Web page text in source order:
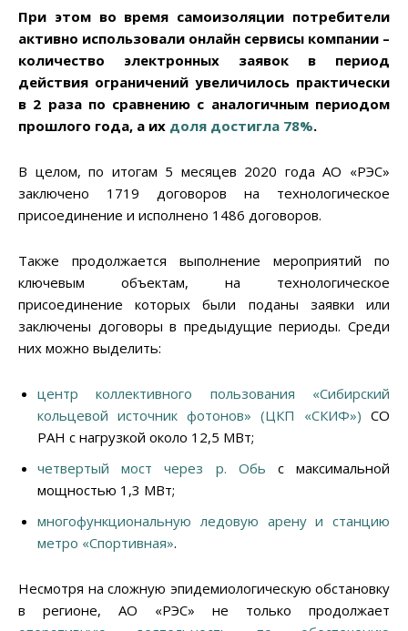
При этом во время самоизоляции потребители
активно использовали онлайн сервисы компании –
количество электронных заявок в период
действия ограничений увеличилось практически
в 2 раза по сравнению с аналогичным периодом
прошлого года, а их доля достигла 78%.
В целом, по итогам 5 месяцев 2020 года АО «РЭС»
заключено 1719 договоров на технологическое
присоединение и исполнено 1486 договоров.
Также продолжается выполнение мероприятий по
ключевым объектам, на технологическое
присоединение которых были поданы заявки или
заключены договоры в предыдущие периоды. Среди
них можно выделить:
центр коллективного пользования «Сибирский
кольцевой источник фотонов» (ЦКП «СКИФ») СО
РАН с нагрузкой около 12,5 МВт;
четвертый мост через р. Обь с максимальной
мощностью 1,3 МВт;
многофункциональную ледовую арену и станцию
метро «Спортивная».
Несмотря на сложную эпидемиологическую обстановку
в регионе, АО «РЭС» не только продолжает